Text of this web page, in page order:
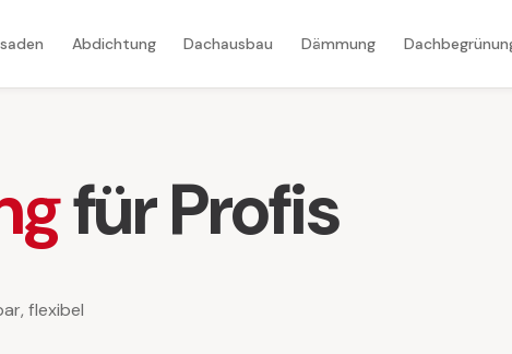
Abdichtung Dachausbau Dämmung
für Profis
flexibel